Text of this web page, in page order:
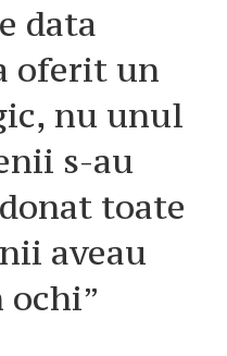
data
oferit un
nu unul
s-au
toate
aveau